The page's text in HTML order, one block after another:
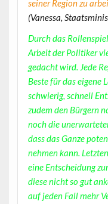
seiner Region zu
(Vanessa,
Durch das
Arbeit der Politiker
gedacht wird. Jede
Beste für das eigene
schwierig, schnell
zudem den Bürgern
noch die
dass das Ganze
nehmen kann.
eine Entscheidung
diese nicht so gut
auf jeden Fall mehr